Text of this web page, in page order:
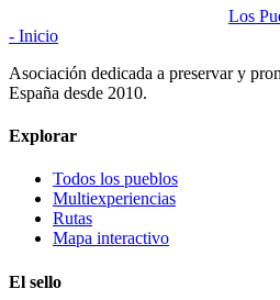
Los
- Inicio
Asociación dedicada a preservar y
España desde 2010.
Explorar
Todos los pueblos
Multiexperiencias
Rutas
Mapa interactivo
El sello